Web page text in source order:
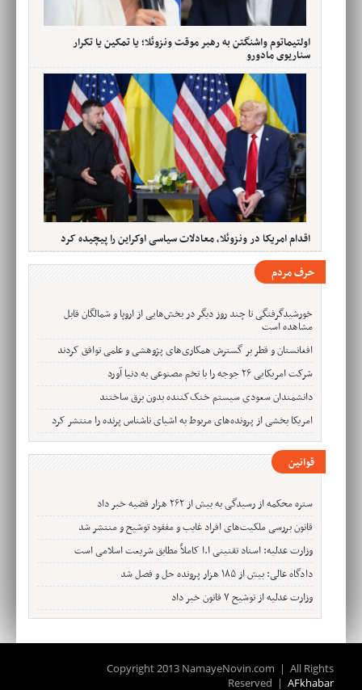
اولتیماتوم واشنگتن به رهبر موقت ونزوئلا؛ یا تمکین یا تکرار
سناریوی مادورو
اقدام امریکا در ونزوئلا، معادلات سیاسی اوکراین را پیچیده کرد
حرف مردم
خورشیدگرفتگی تا چند روز دیگر در بخش‌هایی از اروپا و شمالگان قابل
مشاهده است
افغانستان و قطر بر گسترش همکاری‌های پژوهشی و علمی توافق کردند
شرکت امریکایی ۲۶ جوجه را با تخم مصنوعی به دنیا آورد
دانشمندان سعودی سیستم خنک‌کننده بدون برق ساختند
امریکا بخشی از پرونده‌های مربوط به اشیای ناشناس پرنده را منتشر کرد
قوانین
ستره محکمه از رسیدگی به بیش از ۲۶۲ هزار قضیه خبر داد
قانون بررسی ملکیت‌های افراد غایب و مفقود توشیح و منتشر شد
وزارت عدلیه: اسناد تقنینی ا.ا کاملاً مطابق شریعت اسلامی است
دادگاه عالی: بیش از ۱۸۵ هزار پرونده حل و فصل شد
وزارت عدلیه از توشیح ۷ قانون خبر داد
Copyright 2013 NamayeNovin.com | All Rights
Reserved | AFkhabar